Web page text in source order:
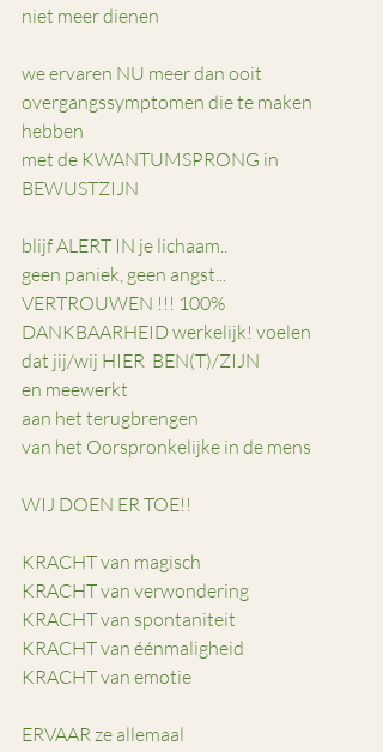
niet meer dienen
we ervaren NU meer dan ooit
overgangssymptomen die te maken
hebben
met de KWANTUMSPRONG in
BEWUSTZIJN
blijf ALERT IN je lichaam..
geen paniek, geen angst...
VERTROUWEN !!! 100%
DANKBAARHEID werkelijk! voelen
dat jij/wij HIER  BEN(T)/ZIJN
en meewerkt
aan het terugbrengen
van het Oorspronkelijke in de mens
WIJ DOEN ER TOE!!
KRACHT van magisch
KRACHT van verwondering
KRACHT van spontaniteit
KRACHT van éénmaligheid
KRACHT van emotie
ERVAAR ze allemaal